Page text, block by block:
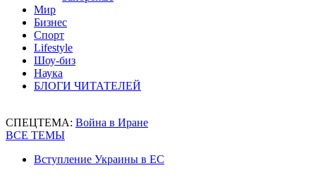
Мир
Бизнес
Спорт
Lifestyle
Шоу-биз
Наука
БЛОГИ ЧИТАТЕЛЕЙ
СПЕЦТЕМА: Война в Иране
ВСЕ ТЕМЫ
Вступление Украины в ЕС